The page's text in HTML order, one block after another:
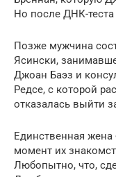
Но после ДНК-теста
Позже мужчина
Ясински,
Джоан Баэз и
Редсе, с которой
отказалась выйти
Единственная
момент их
Любопытно, что,